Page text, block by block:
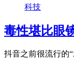
科技
毒性堪比眼
抖音之前很流行的